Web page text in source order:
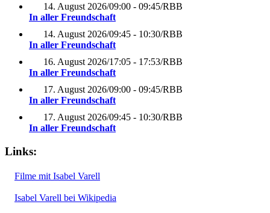
14. August 2026/09:00 - 09:45/RBB
In aller Freundschaft
14. August 2026/09:45 - 10:30/RBB
In aller Freundschaft
16. August 2026/17:05 - 17:53/RBB
In aller Freundschaft
17. August 2026/09:00 - 09:45/RBB
In aller Freundschaft
17. August 2026/09:45 - 10:30/RBB
In aller Freundschaft
Links:
Filme mit Isabel Varell
Isabel Varell bei Wikipedia